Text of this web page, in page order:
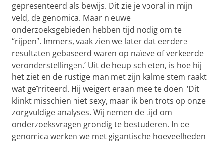
gepresenteerd als bewijs. Dit zie je vooral in mijn
veld, de genomica. Maar nieuwe
onderzoeksgebieden hebben tijd nodig om te
“rijpen”. Immers, vaak zien we later dat eerdere
resultaten gebaseerd waren op naïeve of verkeerde
veronderstellingen.’ Uit de heup schieten, is hoe hij
het ziet en de rustige man met zijn kalme stem raakt
wat geïrriteerd. Hij weigert eraan mee te doen: ‘Dit
klinkt misschien niet sexy, maar ik ben trots op onze
zorgvuldige analyses. Wij nemen de tijd om
onderzoeksvragen grondig te bestuderen. In de
genomica werken we met gigantische hoeveelheden